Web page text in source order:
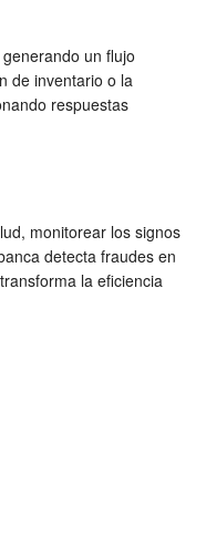
un flujo
de inventario o la
respuestas
monitorear los signos
detecta fraudes en
la eficiencia